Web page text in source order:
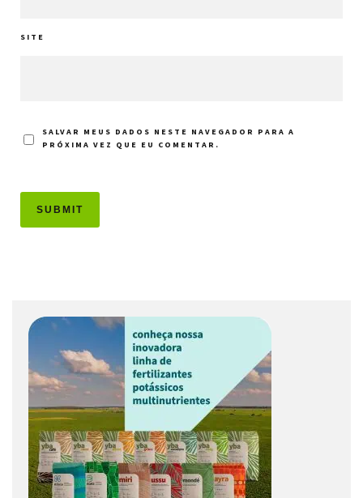
SITE
SALVAR MEUS DADOS NESTE NAVEGADOR PARA A
PRÓXIMA VEZ QUE EU COMENTAR.